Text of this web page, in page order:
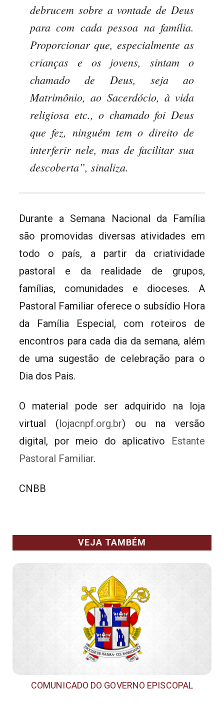
debrucem sobre a vontade de Deus
para com cada pessoa na família.
Proporcionar que, especialmente as
crianças e os jovens, sintam o
chamado de Deus, seja ao
Matrimônio, ao Sacerdócio, à vida
religiosa etc., o chamado foi Deus
que fez, ninguém tem o direito de
interferir nele, mas de facilitar sua
descoberta”, sinaliza.
Durante a Semana Nacional da Família
são promovidas diversas atividades em
todo o país, a partir da criatividade
pastoral e da realidade de grupos,
famílias, comunidades e dioceses. A
Pastoral Familiar oferece o subsídio Hora
da Família Especial, com roteiros de
encontros para cada dia da semana, além
de uma sugestão de celebração para o
Dia dos Pais.
O material pode ser adquirido na loja
virtual (lojacnpf.org.br) ou na versão
digital, por meio do aplicativo Estante
Pastoral Familiar.
CNBB
VEJA TAMBÉM
COMUNICADO DO GOVERNO EPISCOPAL